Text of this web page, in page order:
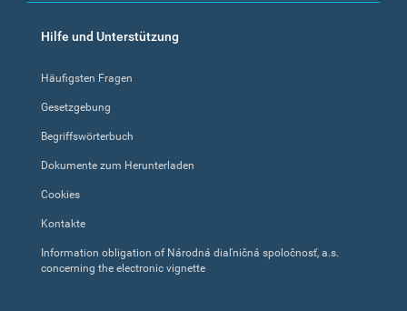
Hilfe und Unterstützung
Häufigsten Fragen
Gesetzgebung
Begriffswörterbuch
Dokumente zum Herunterladen
Cookies
Kontakte
Information obligation of Národná diaľničná spoločnosť, a.s.
concerning the electronic vignette